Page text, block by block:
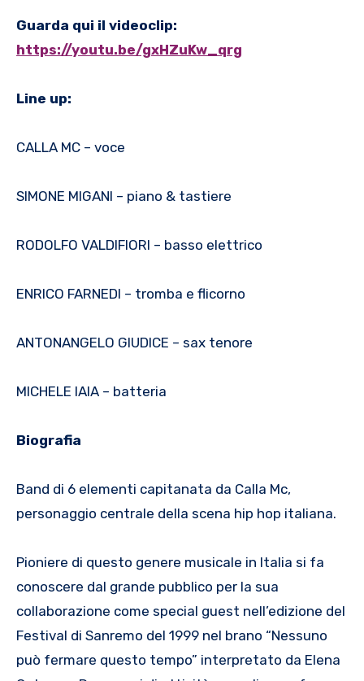
Guarda qui il videoclip:
https://youtu.be/gxHZuKw_qrg
Line up:
CALLA MC – voce
SIMONE MIGANI – piano & tastiere
RODOLFO VALDIFIORI – basso elettrico
ENRICO FARNEDI – tromba e flicorno
ANTONANGELO GIUDICE – sax tenore
MICHELE IAIA – batteria
Biografia
Band di 6 elementi capitanata da Calla Mc,
personaggio centrale della scena hip hop italiana.
Pioniere di questo genere musicale in Italia si fa
conoscere dal grande pubblico per la sua
collaborazione come special guest nell’edizione del
Festival di Sanremo del 1999 nel brano “Nessuno
può fermare questo tempo” interpretato da Elena